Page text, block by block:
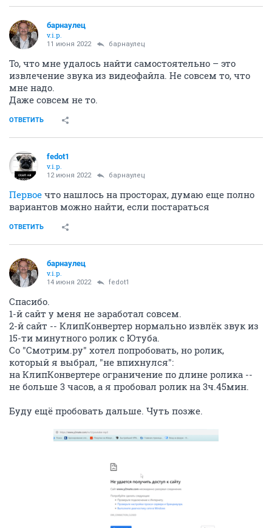
барнаулец
v.i.p.
11 июня 2022 барнаулец
То, что мне удалось найти самостоятельно – это
извлечение звука из видеофайла. Не совсем то, что
мне надо.
Даже совсем не то.
ОТВЕТИТЬ
fedot1
v.i.p.
12 июня 2022 барнаулец
Первое что нашлось на просторах, думаю еще полно
вариантов можно найти, если постараться
ОТВЕТИТЬ
барнаулец
v.i.p.
14 июня 2022 fedot1
Спасибо.
1-й сайт у меня не заработал совсем.
2-й сайт -- КлипКонвертер нормально извлёк звук из
15-ти минутного ролик с Ютуба.
Со "Смотрим.ру" хотел попробовать, но ролик,
который я выбрал, "не впихнулся":
на КлипКонвертере ограничение по длине ролика --
не больше 3 часов, а я пробовал ролик на 3ч.45мин.
Буду ещё пробовать дальше. Чуть позже.